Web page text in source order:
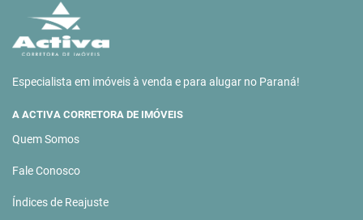
Especialista em imóveis à venda e para alugar no Paraná!
A ACTIVA CORRETORA DE IMÓVEIS
Quem Somos
Fale Conosco
Índices de Reajuste